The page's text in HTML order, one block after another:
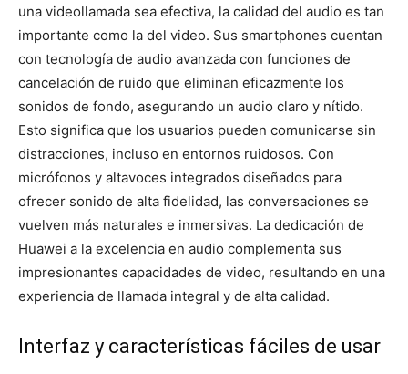
una videollamada sea efectiva, la calidad del audio es tan
importante como la del video. Sus smartphones cuentan
con tecnología de audio avanzada con funciones de
cancelación de ruido que eliminan eficazmente los
sonidos de fondo, asegurando un audio claro y nítido.
Esto significa que los usuarios pueden comunicarse sin
distracciones, incluso en entornos ruidosos. Con
micrófonos y altavoces integrados diseñados para
ofrecer sonido de alta fidelidad, las conversaciones se
vuelven más naturales e inmersivas. La dedicación de
Huawei a la excelencia en audio complementa sus
impresionantes capacidades de video, resultando en una
experiencia de llamada integral y de alta calidad.
Interfaz y características fáciles de usar